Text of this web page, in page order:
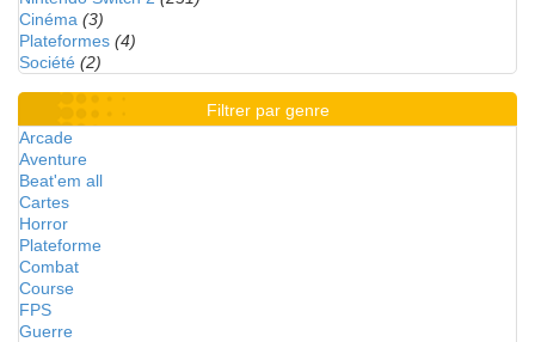
Cinéma (3)
Plateformes (4)
Société (2)
Filtrer par genre
Arcade
Aventure
Beat'em all
Cartes
Horror
Plateforme
Combat
Course
FPS
Guerre